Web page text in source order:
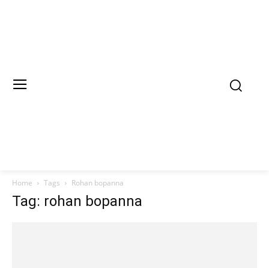
Home Tags Rohan bopanna
Tag: rohan bopanna